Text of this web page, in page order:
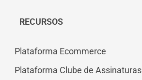
RECURSOS
Plataforma Ecommerce
Plataforma Clube de Assinaturas